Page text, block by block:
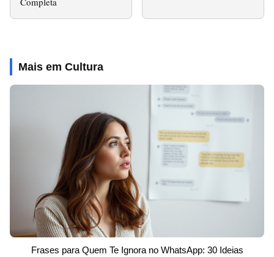
Mais em Cultura
Frases para Quem Te Ignora no WhatsApp: 30 Ideias